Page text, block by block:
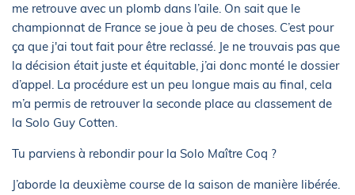
me retrouve avec un plomb dans l’aile. On sait que le
championnat de France se joue à peu de choses. C’est pour
ça que j'ai tout fait pour être reclassé. Je ne trouvais pas que
la décision était juste et équitable, j’ai donc monté le dossier
d’appel. La procédure est un peu longue mais au final, cela
m’a permis de retrouver la seconde place au classement de
la Solo Guy Cotten.
Tu parviens à rebondir pour la Solo Maître Coq ?
J’aborde la deuxième course de la saison de manière libérée.